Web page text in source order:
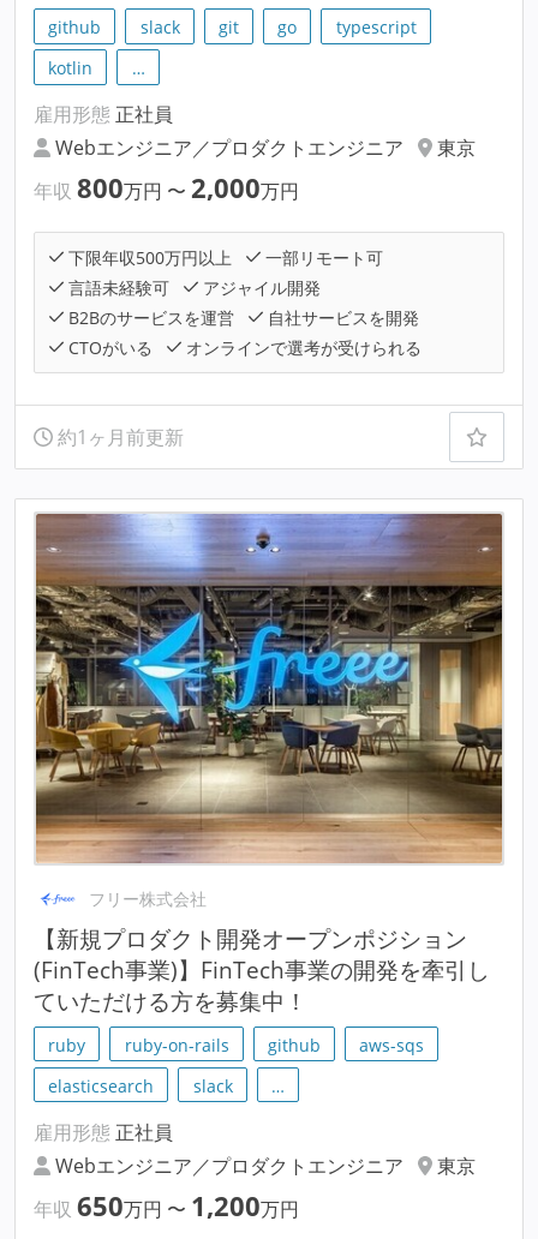
github slack git go
typescript
kotlin
…
雇用形態 正社員
Webエンジニア／プロダクトエンジニア
東京
年収 800万円 〜 2,000万円
下限年収500万円以上
一部リモート可
言語未経験可
アジャイル開発
B2Bのサービスを運営
自社サービスを開発
CTOがいる
オンラインで選考が受けられる
約1ヶ月前更新
フリー株式会社
【新規プロダクト開発オープンポジション
(FinTech事業)】FinTech事業の開発を牽引し
ていただける方を募集中！
ruby ruby-on-rails github
aws-sqs
elasticsearch
slack …
雇用形態 正社員
Webエンジニア／プロダクトエンジニア
東京
年収 650万円 〜 1,200万円